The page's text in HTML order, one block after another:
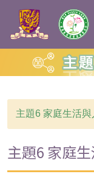
主題6 家庭生活
主題6 家庭